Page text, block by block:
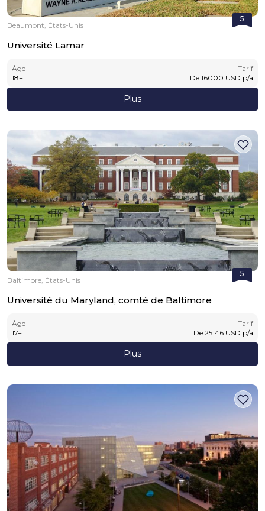
5
Beaumont, États-Unis
Université Lamar
Âge
18+
Tarif
De 16000 USD p/a
Plus
5
Baltimore, États-Unis
Université du Maryland, comté de Baltimore
Âge
17+
Tarif
De 25146 USD p/a
Plus